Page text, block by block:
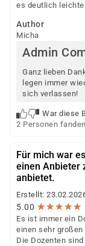
es deutlich
Author
Micha
Admin
Ganz lieben
legen immer
sich verlassen!
War diese
2 Personen
Für mich war
einen Anbieter
anbietet.
Erstellt:
5.00 ★★★★★
★★★★★
Es ist immer ein
einen sehr
Die Dozenten